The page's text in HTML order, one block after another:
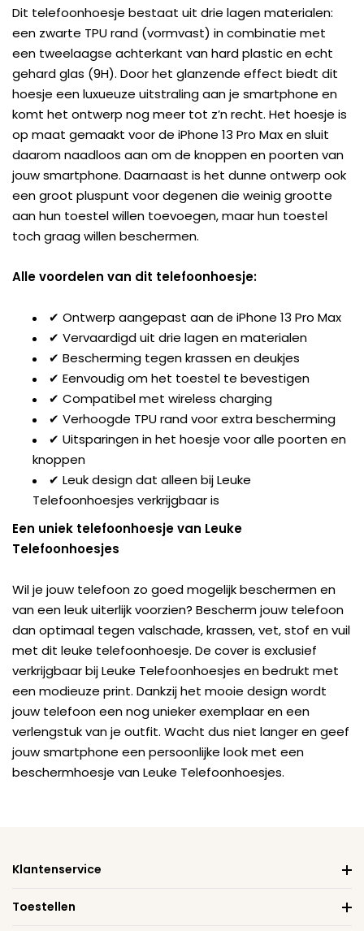
Dit telefoonhoesje bestaat uit drie lagen materialen:
een zwarte TPU rand (vormvast) in combinatie met
een tweelaagse achterkant van hard plastic en echt
gehard glas (9H). Door het glanzende effect biedt dit
hoesje een luxueuze uitstraling aan je smartphone en
komt het ontwerp nog meer tot z’n recht. Het hoesje is
op maat gemaakt voor de iPhone 13 Pro Max en sluit
daarom naadloos aan om de knoppen en poorten van
jouw smartphone. Daarnaast is het dunne ontwerp ook
een groot pluspunt voor degenen die weinig grootte
aan hun toestel willen toevoegen, maar hun toestel
toch graag willen beschermen.
Alle voordelen van dit telefoonhoesje:
✔ Ontwerp aangepast aan de iPhone 13 Pro Max
✔ Vervaardigd uit drie lagen en materialen
✔ Bescherming tegen krassen en deukjes
✔ Eenvoudig om het toestel te bevestigen
✔ Compatibel met wireless charging
✔ Verhoogde TPU rand voor extra bescherming
✔ Uitsparingen in het hoesje voor alle poorten en
knoppen
✔ Leuk design dat alleen bij Leuke
Telefoonhoesjes verkrijgbaar is
Een uniek telefoonhoesje van Leuke
Telefoonhoesjes
Wil je jouw telefoon zo goed mogelijk beschermen en
van een leuk uiterlijk voorzien? Bescherm jouw telefoon
dan optimaal tegen valschade, krassen, vet, stof en vuil
met dit leuke telefoonhoesje. De cover is exclusief
verkrijgbaar bij Leuke Telefoonhoesjes en bedrukt met
een modieuze print. Dankzij het mooie design wordt
jouw telefoon een nog unieker exemplaar en een
verlengstuk van je outfit. Wacht dus niet langer en geef
jouw smartphone een persoonlijke look met een
beschermhoesje van Leuke Telefoonhoesjes.
Klantenservice
Toestellen